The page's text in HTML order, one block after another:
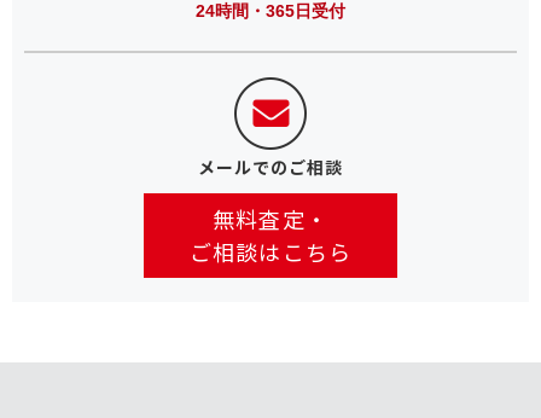
24時間・365日受付
メールでのご相談
無料査定・
ご相談はこちら